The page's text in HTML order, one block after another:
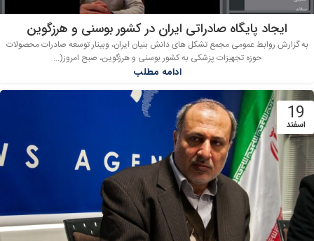
ایجاد پایگاه صادراتی ایران در کشور بوسنی و هرزگوین
به گزارش روابط عمومی مجمع تشکل های دانش بنیان ایران، وبینار توسعه صادرات محصولات
حوزه تجهیزات پزشکی به کشور بوسنی و هرزگوین، صبح امروز(...
ادامه مطلب
19
اسفند